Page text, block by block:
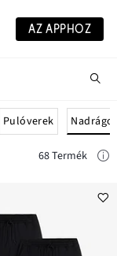
AZ APPHOZ
Pulóverek
68 Termék